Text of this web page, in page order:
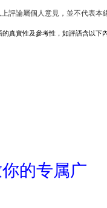
評論屬個人意見，並不代表本
的真實性及參考性，如評語含以下